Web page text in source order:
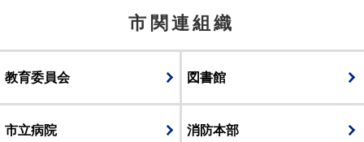
市関連組織
教育委員会 図書館
市立病院 消防本部